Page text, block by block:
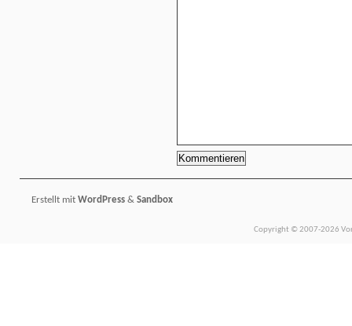
Erstellt mit WordPress & Sandbox
Copyright © 2007-2026